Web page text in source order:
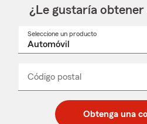
¿Le gustaría
Seleccione un producto
desplegable
Código postal
de
de
_____
Obtenga una